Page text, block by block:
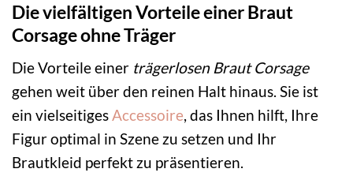
Die vielfältigen Vorteile einer Braut
Corsage ohne Träger
Die Vorteile einer trägerlosen Braut Corsage
gehen weit über den reinen Halt hinaus. Sie ist
ein vielseitigesAccessoire, das Ihnen hilft, Ihre
Figur optimal in Szene zu setzen und Ihr
Brautkleid perfekt zu präsentieren.